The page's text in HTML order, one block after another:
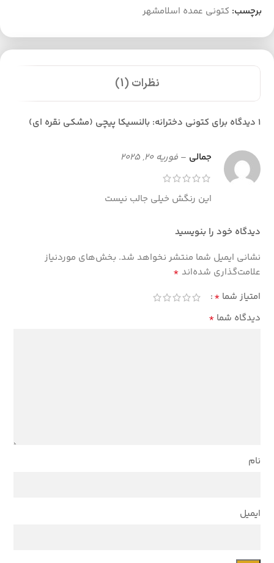
برچسب: کتونی عمده اسلامشهر
نظرات (1)
1 دیدگاه برای کتونی دخترانه: بالنسیکا پیچی (مشکی نقره ای)
جمالی – فوریه 20, 2025
این رنگش خیلی جالب نیست
دیدگاه خود را بنویسید
نشانی ایمیل شما منتشر نخواهد شد. بخش‌های موردنیاز
علامت‌گذاری شده‌اند *
امتیاز شما *
دیدگاه شما *
نام
ایمیل